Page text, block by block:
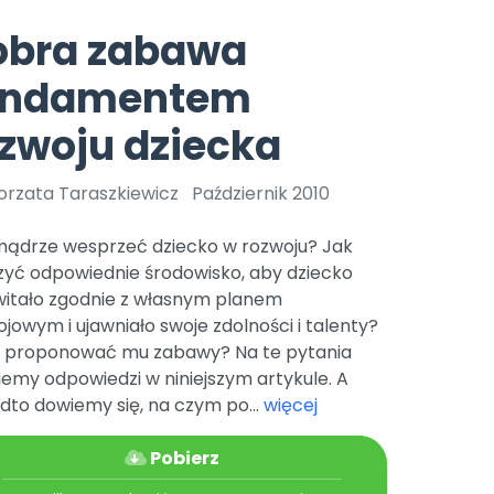
Archiwalne numery
Pomoc
Nowości
Zapowiedzi
czerwca 2024 r. uzyskała
Online.
Bliżej Pieska
Pomoc zwierzętom
Książka (dla) Przedszkolaka
Promowanie czytelnictwa
TikTok
Zobacz nas na TikToku
YouTube
Filmy edukacyjne
zabawa
dziecka
Taraszkiewicz Październik 2010
wesprzeć dziecko w rozwoju? Jak
odpowiednie środowisko, aby dziecko
zgodnie z własnym planem
i ujawniało swoje zdolności i talenty?
proponować mu zabawy? Na te pytania
odpowiedzi w niniejszym artykule. A
dowiemy się, na czym po... więcej
Pobierz